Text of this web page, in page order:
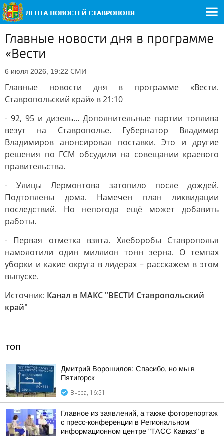
Главные новости дня в программе
«Вести
6 июля 2026, 19:22 СМИ
Главные новости дня в программе «Вести.
Ставропольский край» в 21:10
- 92, 95 и дизель… Дополнительные партии топлива
везут на Ставрополье. Губернатор Владимир
Владимиров анонсировал поставки. Это и другие
решения по ГСМ обсудили на совещании краевого
правительства.
- Улицы Лермонтова затопило после дождей.
Подтоплены дома. Намечен план ликвидации
последствий. Но непогода ещё может добавить
работы.
- Первая отметка взята. Хлеборобы Ставрополья
намолотили один миллион тонн зерна. О темпах
уборки и какие округа в лидерах – расскажем в этом
выпуске.
Источник: Канал в МАКС "ВЕСТИ Ставропольский
край"
ТОП
Дмитрий Ворошилов: Спасибо, но мы в
Пятигорск
Вчера, 16:51
Главное из заявлений, а также фоторепортаж
с пресс-конференции в Региональном
информационном центре "ТАСС Кавказ" в